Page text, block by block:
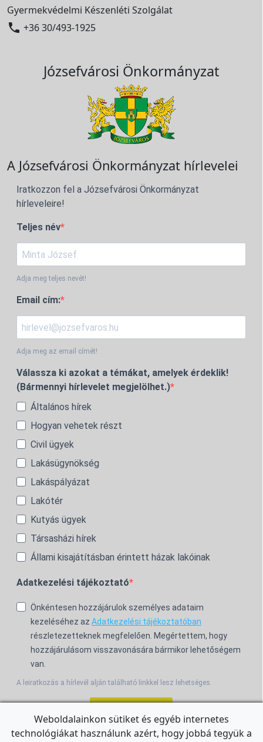
Gyermekvédelmi Készenléti Szolgálat
 +36 30/493-1925
Józsefvárosi Önkormányzat
A Józsefvárosi Önkormányzat hírlevelei
Iratkozzon fel a Józsefvárosi Önkormányzat
hírleveleire!
Teljes név
Adja meg teljes nevét!
Email cím:
Adja meg az email címét!
Válassza ki azokat a témákat, amelyek érdeklik!
(Bármennyi hírlevelet megjelölhet.)
Általános hírek
Hogyan vehetek részt
Civil ügyek
Lakásügynökség
Lakáspályázat
Lakótér
Kutyás ügyek
Társasházi hírek
Állami kisajátításban érintett házak lakóinak
Adatkezelési tájékoztató
Önkéntesen hozzájárulok személyes adataim
kezeléséhez az Adatkezelési tájékoztatóban
részletezetteknek megfelelően. Megértettem, hogy
hozzájárulásom visszavonására bármikor lehetőségem
van.
A leiratkozás a hírlevél alján található linkkel lesz lehetséges.
Weboldalainkon sütiket és egyéb internetes
technológiákat használunk azért, hogy jobbá tegyük a